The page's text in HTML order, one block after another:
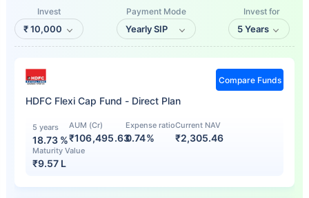
Payment Mode
Yearly SIP
Invest
₹10,000
Invest for
5 Years
HDFC Flexi Cap Fund - Direct Plan
5 years
18.73 %
AUM (Cr)
₹106,495.63
Expense ratio
0.74%
Current NAV
₹2,305.46
Maturity Value
₹9.57 L
Compare Funds